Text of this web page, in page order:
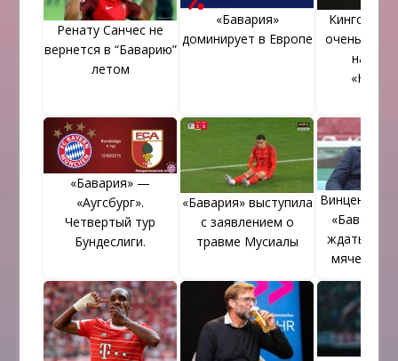
Ренату Санчес не
вернется в “Баварию”
летом
«Бавария»
доминирует в Европе
Кингсли
очень
нам
«Бавария» —
«Аугсбург».
Четвертый тур
Бундеслиги.
«Бавария» выступила
с заявлением о
травме Мусиалы
Винценцо
ждать от
мячей во